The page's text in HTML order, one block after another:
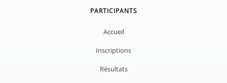
PARTICIPANTS
Accueil
Inscriptions
Résultats